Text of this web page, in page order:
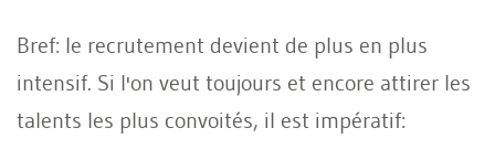
Bref: le recrutement devient de plus en plus
intensif. Si l'on veut toujours et encore attirer les
talents les plus convoités, il est impératif: